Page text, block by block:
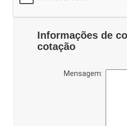
Informações de
cotação
Mensagem: